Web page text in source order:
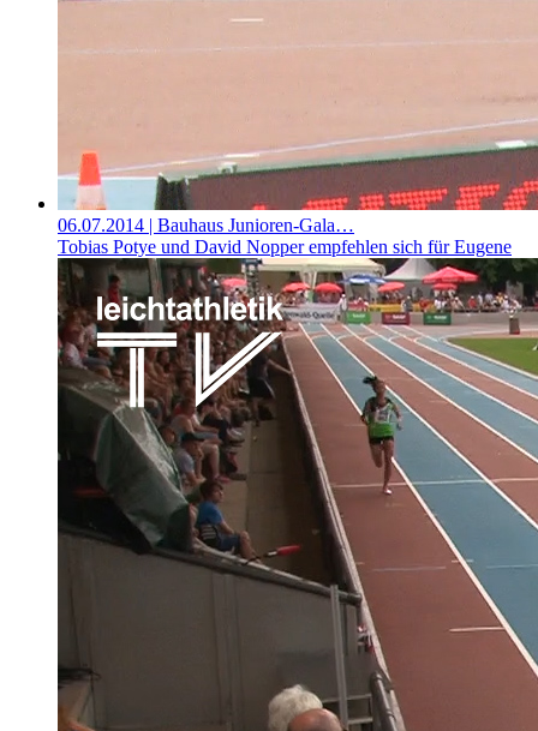
06.07.2014 | Bauhaus Junioren-Gala…
Tobias Potye und David Nopper empfehlen sich für Eugene